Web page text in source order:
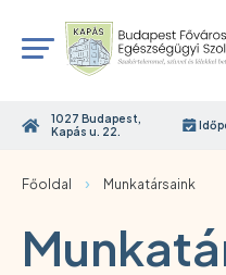
1027 Budapest,
Kapás u. 22.
Főoldal › Munkatársaink